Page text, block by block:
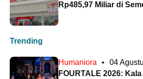
Rp485,97 Miliar di
Trending
Humaniora •
04
FOURTALE 2026: